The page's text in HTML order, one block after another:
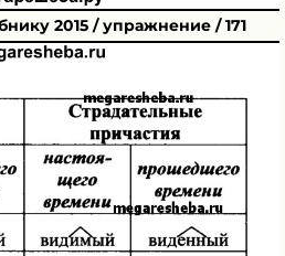
2015 / упражнение / 171